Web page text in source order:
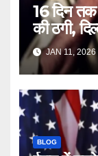
16 दिन
की ठगी,
लगाया
elderly
duped
JAN 11, 2026
BLOG